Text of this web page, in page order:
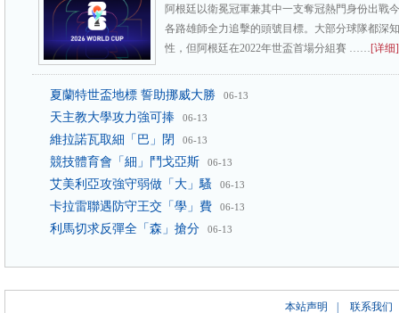
阿根廷以衛冕冠軍兼其中一支奪冠熱門身份出戰
各路雄師全力追擊的頭號目標。大部分球隊都深
性，但阿根廷在2022年世盃首場分組賽 ……[详细]
夏蘭特世盃地標 誓助挪威大勝 06-13
天主教大學攻力強可捧 06-13
維拉諾瓦取細「巴」閉 06-13
競技體育會「細」鬥戈亞斯 06-13
艾美利亞攻強守弱做「大」騷 06-13
卡拉雷聯遇防守王交「學」費 06-13
利馬切求反彈全「森」搶分 06-13
本站声明 联系我们